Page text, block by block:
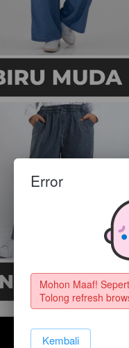
Error
Mohon Maaf!
Tolong refresh
`Kembali